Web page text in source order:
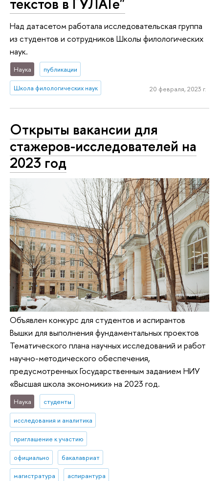
текстов в ГУЛАГе"
Над датасетом работала исследовательская группа
из студентов и сотрудников Школы филологическиx
наук.
Наука публикации
Школа филологических наук 20 февраля, 2023 г.
Открыты вакансии для
стажеров-исследователей на
2023 год
Объявлен конкурс для студентов и аспирантов
Вышки для выполнения фундаментальных проектов
Тематического плана научных исследований и работ
научно-методического обеспечения,
предусмотренных Государственным заданием НИУ
«Высшая школа экономики» на 2023 год.
Наука студенты
исследования и аналитика
приглашение к участию
официально бакалавриат
магистратура аспирантура